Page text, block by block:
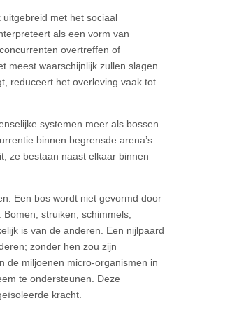
met het sociaal
als een vorm van
overtreffen of
meest waarschijnlijk zullen slagen.
reduceert het overleving vaak tot
systemen meer als bossen
binnen begrensde arena’s
ze bestaan naast elkaar binnen
Een bos wordt niet gevormd door
struiken, schimmels,
is van de anderen. Een nijlpaard
zonder hen zou zijn
de miljoenen micro-organismen in
te ondersteunen. Deze
kracht.